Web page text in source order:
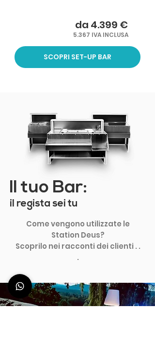
da 4.399 €
5.367 IVA INCLUSA
SCOPRI SET-UP BAR
Il tuo Bar:
il regista sei tu
Come vengono utilizzate le
Station Deus?
Scoprilo nei racconti dei clienti . .
.